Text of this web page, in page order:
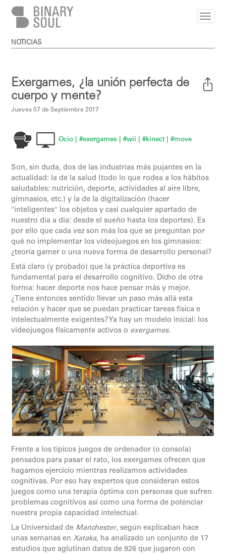
Pasar al contenido principal
NOTICIAS
Exergames, ¿la unión perfecta de
cuerpo y mente?
Jueves 07 de Septiembre 2017
Ocio | #exergames | #wii | #kinect | #move
Son, sin duda, dos de las industrias más pujantes en la
actualidad: la de la salud (todo lo que rodea a los hábitos
saludables: nutrición, deporte, actividades al aire libre,
gimnasios, etc.) y la de la digitalización (hacer
"inteligentes" los objetos y casi cualquier apartado de
nuestro día a día: desde el sueño hasta los deportes). Es
por ello que cada vez son más los que se preguntan por
qué no implementar los videojuegos en los gimnasios:
¿teoría gamer o una nueva forma de desarrollo personal?
Está claro (y probado) que la práctica deportiva es
fundamental para el desarrollo cognitivo. Dicho de otra
forma: hacer deporte nos hace pensar más y mejor.
¿Tiene entonces sentido llevar un paso más allá esta
relación y hacer que se puedan practicar tareas física e
intelectualmente exigentes? Ya hay un modelo inicial: los
videojuegos físicamente activos o exergames.
Frente a los típicos juegos de ordenador (o consola)
pensados para pasar el rato, los exergames ofrecen que
hagamos ejercicio mientras realizamos actividades
cognitivas. Por eso hay expertos que consideran estos
juegos como una terapia óptima con personas que sufren
problemas cognitivos así como una forma de potenciar
nuestra propia capacidad intelectual.
La Universidad de Manchester, según explicaban hace
unas semanas enXataka, ha analizado un conjunto de 17
estudios que aglutinan datos de 926 que jugaron con